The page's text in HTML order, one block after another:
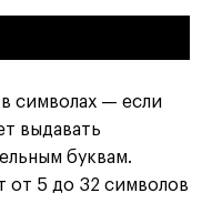
символах — если
выдавать
буквам.
от 5 до 32 символов